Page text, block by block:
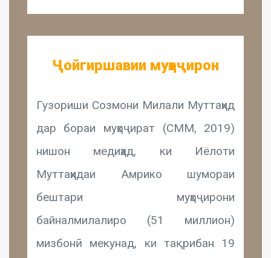
Ҷойгиршавии муҳоҷирон
Гузориши Созмони Милали Муттаҳид
дар бораи муҳоҷират (СММ, 2019)
нишон медиҳад, ки Иёлоти
Муттаҳидаи Амрико шумораи
бештари муҳоҷирони
байналмилалиро (51 миллион)
мизбонӣ мекунад, ки тақрибан 19